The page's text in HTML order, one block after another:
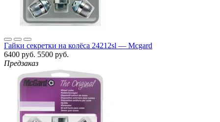
Гайки секретки на колёса 24212sl — Mcgard
6400 руб. 5500 руб.
Предзаказ